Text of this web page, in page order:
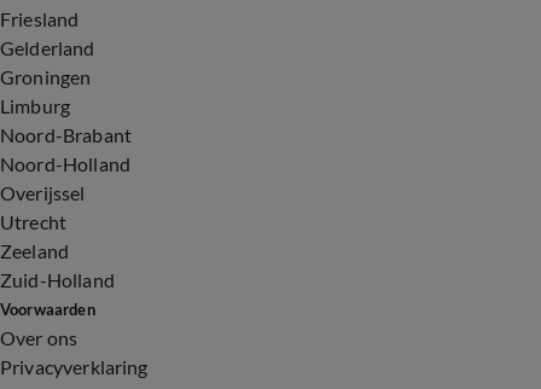
Friesland
Gelderland
Groningen
Limburg
Noord-Brabant
Noord-Holland
Overijssel
Utrecht
Zeeland
Zuid-Holland
Voorwaarden
Over ons
Privacyverklaring